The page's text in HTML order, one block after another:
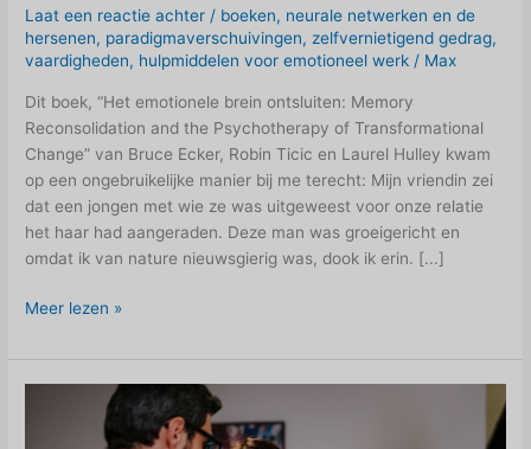
Laat een reactie achter / boeken, neurale netwerken en de
hersenen, paradigmaverschuivingen, zelfvernietigend gedrag,
vaardigheden, hulpmiddelen voor emotioneel werk / Max
Dit boek, “Het emotionele brein ontsluiten: Memory
Reconsolidation and the Psychotherapy of Transformational
Change” van Bruce Ecker, Robin Ticic en Laurel Hulley kwam
op een ongebruikelijke manier bij me terecht: Mijn vriendin zei
dat een jongen met wie ze was uitgeweest voor onze relatie
het haar had aangeraden. Deze man was groeigericht en
omdat ik van nature nieuwsgierig was, dook ik erin. [...]
Het
brein
ontsluiten:
Reconsolidatie
Meer lezen »